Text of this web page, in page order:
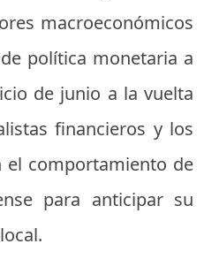
macroeconómicos
política monetaria a
de junio a la vuelta
financieros y los
el comportamiento de
para anticipar su